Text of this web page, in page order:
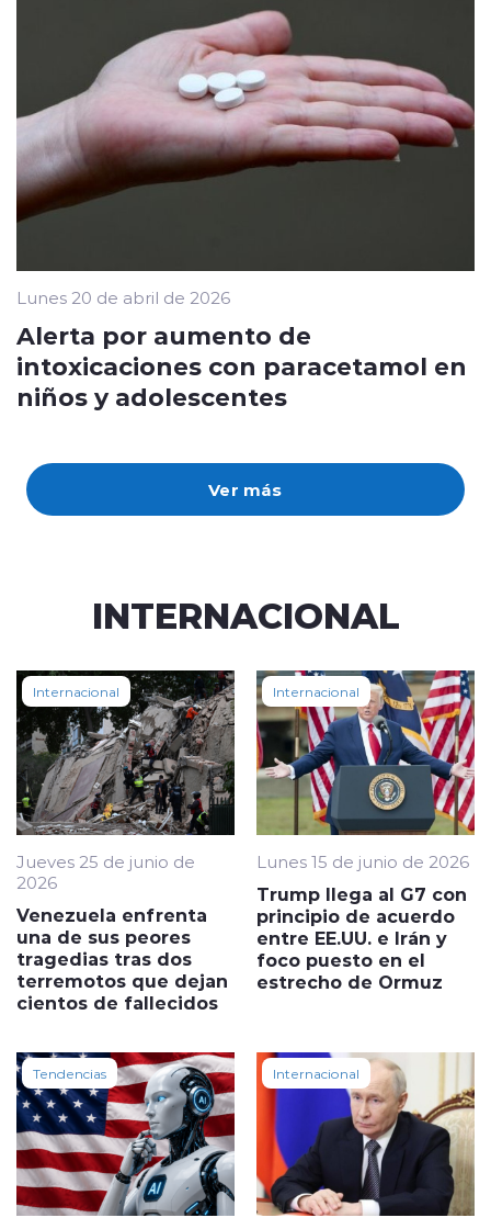
Ver más
Lunes 20 de abril de 2026
Alerta por aumento de
intoxicaciones con paracetamol en
niños y adolescentes
INTERNACIONAL
Internacional
Jueves 25 de junio de
2026
Venezuela enfrenta
una de sus peores
tragedias tras dos
terremotos que dejan
cientos de fallecidos
Internacional
Lunes 15 de junio de 2026
Trump llega al G7 con
principio de acuerdo
entre EE.UU. e Irán y
foco puesto en el
estrecho de Ormuz
Tendencias Internacional